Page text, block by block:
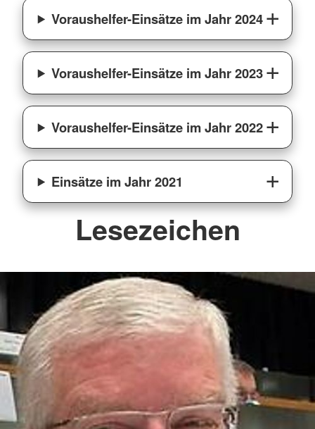
Voraushelfer-Einsätze im Jahr 2024
Voraushelfer-Einsätze im Jahr 2023
Voraushelfer-Einsätze im Jahr 2022
Einsätze im Jahr 2021
Lesezeichen